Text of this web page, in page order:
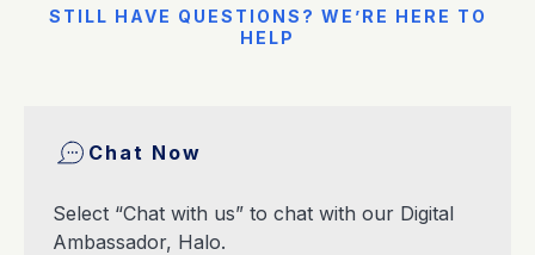
STILL HAVE QUESTIONS? WE’RE HERE TO
HELP
Chat Now
Select “Chat with us” to chat with our Digital
Ambassador, Halo.